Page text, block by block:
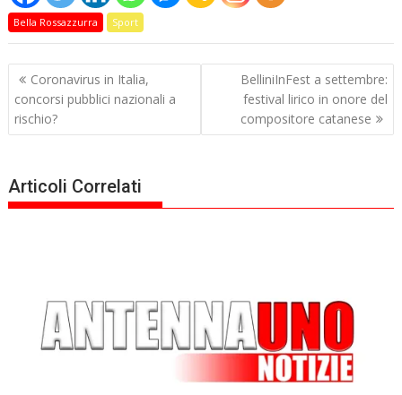
Bella Rossazzurra Sport
Navigazione
articoli
Coronavirus in Italia,
concorsi pubblici nazionali a
rischio?
BelliniInFest a settembre:
festival lirico in onore del
compositore catanese
Articoli Correlati